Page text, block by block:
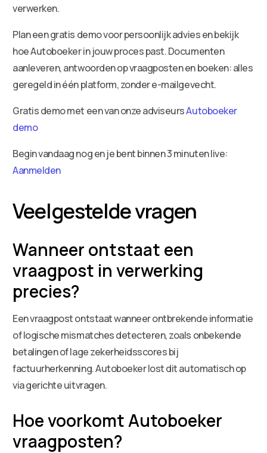
verwerken.
Plan een gratis demo voor persoonlijk advies en bekijk
hoe Autoboeker in jouw proces past. Documenten
aanleveren, antwoorden op vraagposten en boeken: alles
geregeld in één platform, zonder e-mailgevecht.
Gratis demo met een van onze adviseursAutoboeker
demo
Begin vandaag nog en je bent binnen 3 minuten live:
Aanmelden
Veelgestelde vragen
Wanneer ontstaat een
vraagpost in verwerking
precies?
Een vraagpost ontstaat wanneer ontbrekende informatie
of logische mismatches detecteren, zoals onbekende
betalingen of lage zekerheidsscores bij
factuurherkenning. Autoboeker lost dit automatisch op
via gerichte uitvragen.
Hoe voorkomt Autoboeker
vraagposten?